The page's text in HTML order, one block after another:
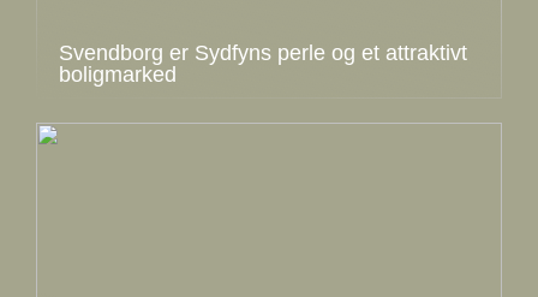
Svendborg er Sydfyns perle og et attraktivt
boligmarked